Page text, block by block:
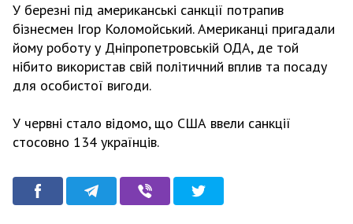
У березні під американські санкції потрапив
бізнесмен Ігор Коломойський. Американці пригадали
йому роботу у Дніпропетровській ОДА, де той
нібито використав свій політичний вплив та посаду
для особистої вигоди.
У червні стало відомо, що США ввели санкції
стосовно 134 українців.